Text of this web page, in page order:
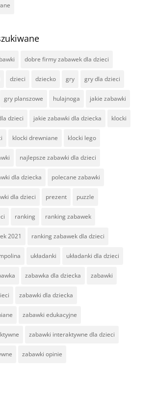
dobre firmy zabawek dla dzieci
dzieci dziecko gry gry dla dzieci
gry planszowe hulajnoga jakie zabawki
dzieci jakie zabawki dla dziecka klocki
klocki drewniane klocki lego
najlepsze zabawki dla dzieci
dla dziecka polecane zabawki
dla dzieci prezent puzzle
ranking ranking zabawek
2021 ranking zabawek dla dzieci
układanki układanki dla dzieci
zabawka dla dziecka zabawki
zabawki dla dziecka
zabawki edukacyjne
zabawki interaktywne dla dzieci
zabawki opinie